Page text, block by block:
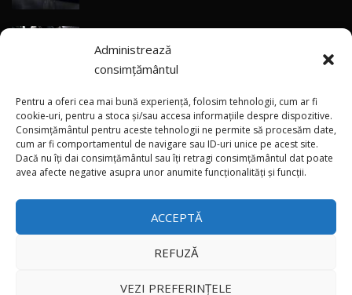
Administrează
consimțământul
Pentru a oferi cea mai bună experiență, folosim tehnologii, cum ar fi
cookie-uri, pentru a stoca și/sau accesa informațiile despre dispozitive.
Consimțământul pentru aceste tehnologii ne permite să procesăm date,
cum ar fi comportamentul de navigare sau ID-uri unice pe acest site.
Dacă nu îți dai consimțământul sau îți retragi consimțământul dat poate
avea afecte negative asupra unor anumite funcționalități și funcții.
ACCEPTĂ
REFUZĂ
VEZI PREFERINȚELE
AutoBlog.MD
13:56
Noul Volvo EX90 / Test Drive AutoBlog.MD
32:06
33
MG RX5 - își merită banii? / Test Drive
AutoBlog.MD
34
Noul DACIA DUSTER DIESEL! Primul test drive în
română
Noul Mercedes-Benz E 350 e - cât consumă?! /
(video) SRT prezintă tehnologia eBoost Air
care elimină decalajul turbo
ANRE: Detensionarea relativă a situației din
Golf influențează prețurile la carburanți în
Moldova
(foto/video) Imaginea zilei: Și în SUA polițiștii
uneori „stau în tufari”
×